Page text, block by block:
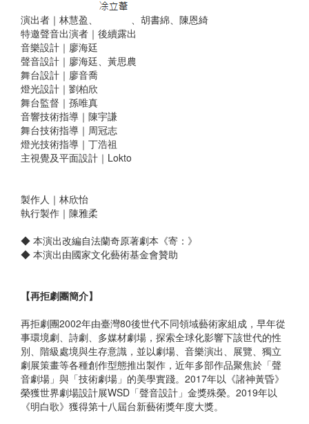
演出者｜林慧盈、
、胡書綿、陳恩綺
特邀聲音出演者｜後續露出
音樂設計｜廖海廷
聲音設計｜廖海廷、黃思農
舞台設計｜廖音喬
燈光設計｜劉柏欣
舞台監督｜孫唯真
音響技術指導｜陳宇謙
舞台技術指導｜周冠志
燈光技術指導｜丁浩祖
主視覺及平面設計｜Lokto
製作人｜林欣怡
執行製作｜陳雅柔
◆ 本演出改編自法蘭奇原著劇本《寄：》
◆ 本演出由國家文化藝術基金會贊助
【再拒劇團簡介】
再拒劇團2002年由臺灣80後世代不同領域藝術家組成，早年從
事環境劇、詩劇、多媒材劇場，探索全球化影響下該世代的性
別、階級處境與生存意識，並以劇場、音樂演出、展覽、獨立
劇展策畫等各種創作型態推出製作，近年多部作品聚焦於「聲
音劇場」與「技術劇場」的美學實踐。2017年以《諸神黃昏》
榮獲世界劇場設計展WSD「聲音設計」金獎殊榮。2019年以
《明白歌》獲得第十八屆台新藝術獎年度大獎。